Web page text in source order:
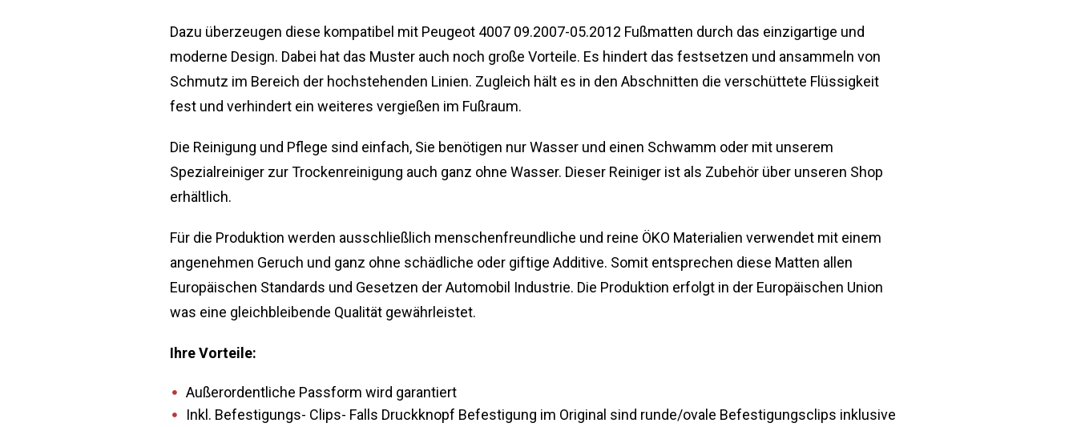
Dazu überzeugen diese kompatibel mit Peugeot 4007 09.2007-05.2012 Fußmatten durch das einzigartige und
moderne Design. Dabei hat das Muster auch noch große Vorteile. Es hindert das festsetzen und ansammeln von
Schmutz im Bereich der hochstehenden Linien. Zugleich hält es in den Abschnitten die verschüttete Flüssigkeit
fest und verhindert ein weiteres vergießen im Fußraum.
Die Reinigung und Pflege sind einfach, Sie benötigen nur Wasser und einen Schwamm oder mit unserem
Spezialreiniger zur Trockenreinigung auch ganz ohne Wasser. Dieser Reiniger ist als Zubehör über unseren Shop
erhältlich.
Für die Produktion werden ausschließlich menschenfreundliche und reine ÖKO Materialien verwendet mit einem
angenehmen Geruch und ganz ohne schädliche oder giftige Additive. Somit entsprechen diese Matten allen
Europäischen Standards und Gesetzen der Automobil Industrie. Die Produktion erfolgt in der Europäischen Union
was eine gleichbleibende Qualität gewährleistet.
Ihre Vorteile:
Außerordentliche Passform wird garantiert
Inkl. Befestigungs- Clips- Falls Druckknopf Befestigung im Original sind runde/ovale Befestigungsclips inklusive